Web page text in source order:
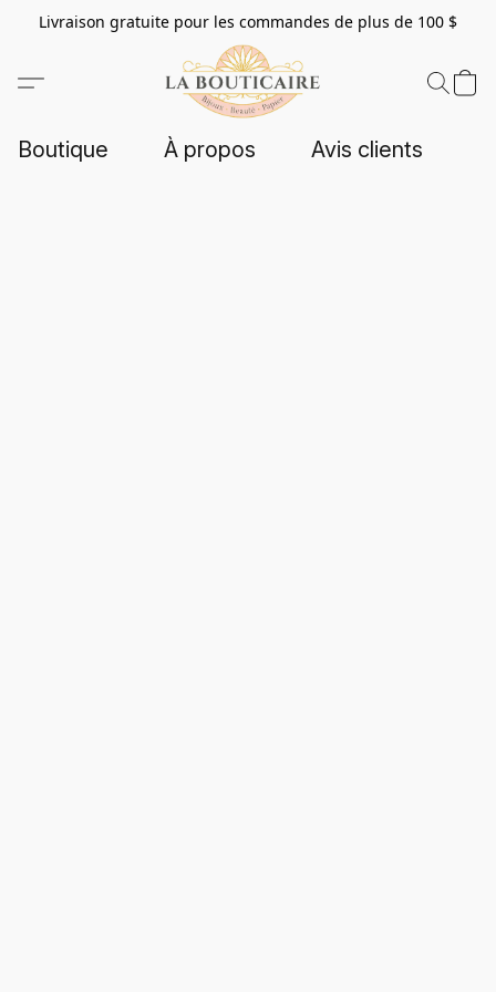
Livraison gratuite pour les commandes de plus de 100 $
Boutique À propos Avis clients